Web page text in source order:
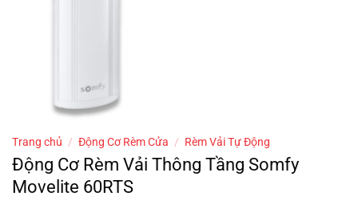
Trang chủ / Động Cơ Rèm Cửa / Rèm Vải Tự Động
Động Cơ Rèm Vải Thông Tầng Somfy
Movelite 60RTS